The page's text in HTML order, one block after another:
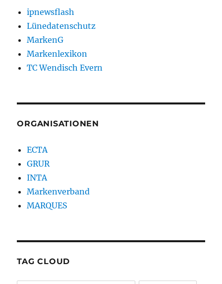
ipnewsflash
Lünedatenschutz
MarkenG
Markenlexikon
TC Wendisch Evern
ORGANISATIONEN
ECTA
GRUR
INTA
Markenverband
MARQUES
TAG CLOUD